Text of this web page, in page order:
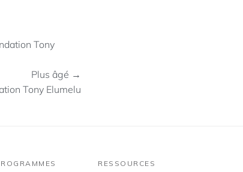
Tony
Plus âgé →
Tony Elumelu
RESSOURCES